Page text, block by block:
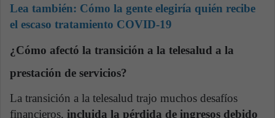
Lea también: Cómo la gente elegiría quién recibe
el escaso tratamiento COVID-19
¿Cómo afectó la transición a la telesalud a la
prestación de servicios?
La transición a la telesalud trajo muchos desafíos
financieros, incluida la pérdida de ingresos debido